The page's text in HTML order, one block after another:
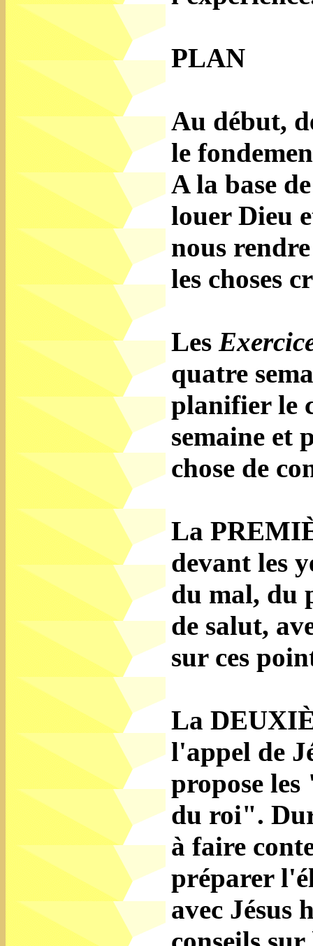
PLAN
Au début,
le
A la base
louer Dieu
nous
les choses
Les
quatre
planifier le
semaine et
chose de
La
devant les
du mal, du
de salut,
sur ces
La
l'appel de
propose
du roi".
à faire
préparer
avec Jésus